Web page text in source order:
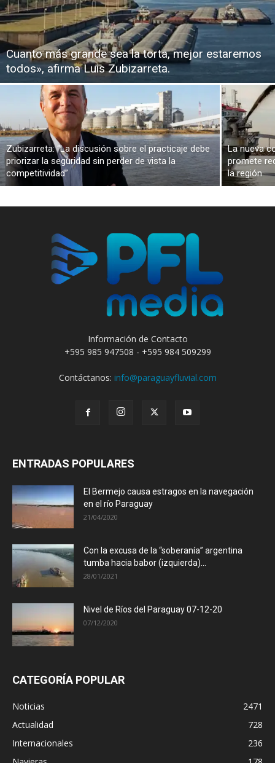
Cuanto más grande sea la torta, mejor estaremos
todos», afirma Luis Zubizarreta.
Zubizarreta: “La discusión sobre el practicaje debe
priorizar la seguridad sin perder de vista la
competitividad”
La nueva
promete
la región
Información de Contacto
+595 985 947508 - +595 984 509299
Contáctanos: info@paraguayfluvial.com
ENTRADAS POPULARES
El Bermejo causa estragos en la navegación
en el río Paraguay
21/04/2020
Con la excusa de la “soberanía” argentina
tumba hacia babor (izquierda)...
28/01/2021
Nivel de Ríos del Paraguay 07-12-20
07/12/2020
CATEGORÍA POPULAR
Noticias
2471
Actualidad
728
Internacionales
236